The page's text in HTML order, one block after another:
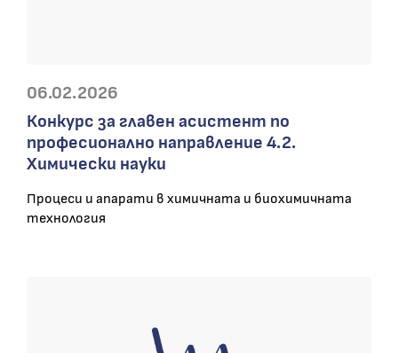
06.02.2026
Конкурс за главен асистент по
професионално направление 4.2.
Химически науки
Процеси и апарати в химичната и биохимичната
технология